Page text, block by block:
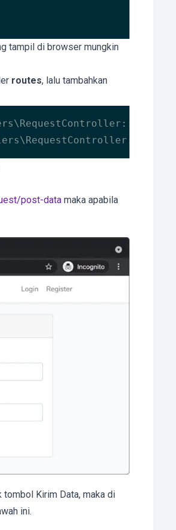
tampil di browser mungkin
routes, lalu tambahkan
post-data maka apabila
tombol Kirim Data, maka di
ini.